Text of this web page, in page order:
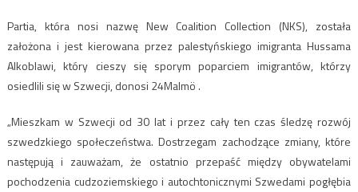
Partia, która nosi nazwę New Coalition Collection (NKS), została
założona i jest kierowana przez palestyńskiego imigranta Hussama
Alkoblawi, który cieszy się sporym poparciem imigrantów, którzy
osiedlili się w Szwecji, donosi 24Malmö .
„Mieszkam w Szwecji od 30 lat i przez cały ten czas śledzę rozwój
szwedzkiego społeczeństwa. Dostrzegam zachodzące zmiany, które
następują i zauważam, że ostatnio przepaść między obywatelami
pochodzenia cudzoziemskiego i autochtonicznymi Szwedami pogłębia